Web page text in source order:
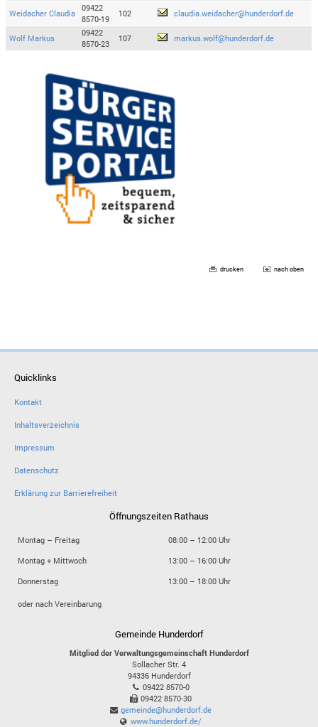
Weidacher Claudia
09422
8570-19
102 claudia.weidacher@hunderdorf.de
Wolf Markus
09422
8570-23
107 markus.wolf@hunderdorf.de
drucken nach oben
Quicklinks
Kontakt
Inhaltsverzeichnis
Impressum
Datenschutz
Erklärung zur Barrierefreiheit
Öffnungszeiten Rathaus
Montag – Freitag
08:00 – 12:00 Uhr
Montag + Mittwoch
13:00 – 16:00 Uhr
Donnerstag
13:00 – 18:00 Uhr
oder nach Vereinbarung
Gemeinde Hunderdorf
Mitglied der Verwaltungsgemeinschaft Hunderdorf
Sollacher Str. 4
94336 Hunderdorf
09422 8570-0
09422 8570-30
gemeinde@hunderdorf.de
www.hunderdorf.de/